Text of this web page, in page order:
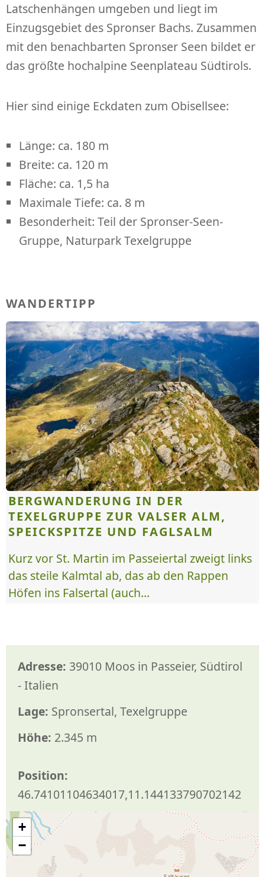
Adresse: 39010 Moos in Passeier, Südtirol
- Italien
Lage: Spronsertal, Texelgruppe
Höhe: 2.345 m
Position:
46.74101104634017,11.144133790702142
+
−
Latschenhängen umgeben und liegt im
Einzugsgebiet des Spronser Bachs. Zusammen
mit den benachbarten Spronser Seen bildet er
das größte hochalpine Seenplateau Südtirols.
Hier sind einige Eckdaten zum Obisellsee:
Länge: ca. 180 m
Breite: ca. 120 m
Fläche: ca. 1,5 ha
Maximale Tiefe: ca. 8 m
Besonderheit: Teil der Spronser-Seen-
Gruppe, Naturpark Texelgruppe
WANDERTIPP
BERGWANDERUNG IN DER
TEXELGRUPPE ZUR VALSER ALM,
SPEICKSPITZE UND FAGLSALM
Kurz vor St. Martin im Passeiertal zweigt links
das steile Kalmtal ab, das ab den Rappen
Höfen ins Falsertal (auch...